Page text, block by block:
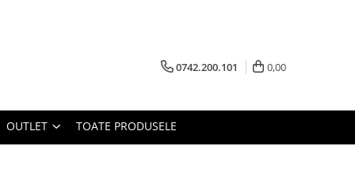
0742.200.101 0,00
OUTLET TOATE PRODUSELE